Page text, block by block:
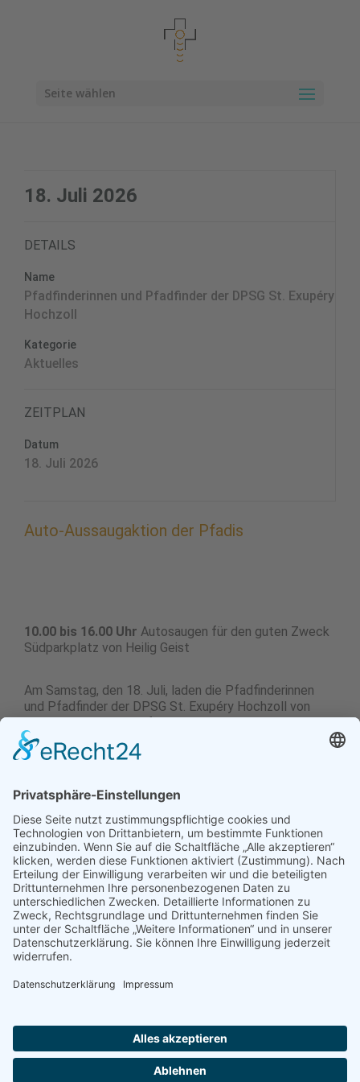
Seite wählen
18. Juli 2026
DETAILS
Name
Pfadfinderinnen und Pfadfinder der DPSG St. Exupéry
Hochzoll
Kategorie
Aktuelles
ZEITPLAN
Datum
18. Juli 2026
Auto-Aussaugaktion der Pfadis
10.00 bis 16.00 Uhr Autosaugen für den guten Zweck
Südparkplatz von Heilig Geist
Am Samstag, den 18. Juli, laden die Pfadfinderinnen
und Pfadfinder der DPSG St. Exupéry Hochzoll von
10.00 bis 16.00 Uhr auf den Südparkplatz von Heilig
Geist Geist ein. Gegen eine Spende saugen wir Ihr Auto
aus. Der gesamte Erlös kommt den Kindern und
unterstützt ihre Teilnahme am Bezirkslager im August.
Währenddessen ist auch für das leibliche Wohl gesorgt:
Bei Kaffee und Kuchen können Sie eine kleine Pause
einlegen und unsere Pfadfinderarbeit unterstützen.
Auch bei schlechtem Wetter lohnt sich ein Besuch –
Kaffee und Kuchen gibt es auf jeden Fall.
Wir freuen uns auf viele Besucherinnen und Besucher
und bedanken uns schon jetzt für jede Unterstützung!
Ort: